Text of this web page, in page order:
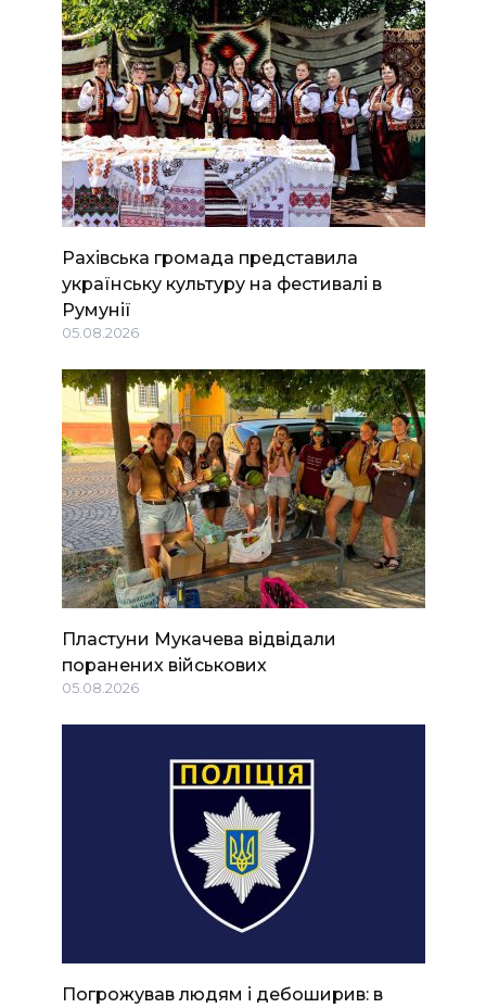
Рахівська громада представила
українську культуру на фестивалі в
Румунії
05.08.2026
Пластуни Мукачева відвідали
поранених військових
05.08.2026
Погрожував людям і дебоширив: в